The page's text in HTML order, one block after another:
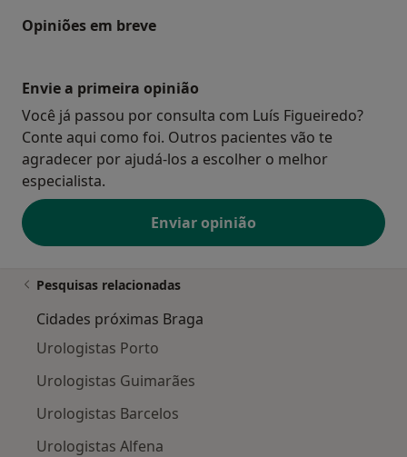
Opiniões em breve
Envie a primeira opinião
Você já passou por consulta com Luís Figueiredo?
Conte aqui como foi. Outros pacientes vão te
agradecer por ajudá-los a escolher o melhor
especialista.
Enviar opinião
Pesquisas relacionadas
Cidades próximas Braga
Urologistas Porto
Urologistas Guimarães
Urologistas Barcelos
Urologistas Alfena